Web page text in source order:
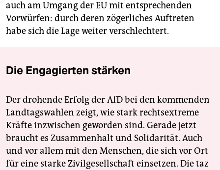
auch am Umgang der EU mit entsprechenden
Vorwürfen: durch deren zögerliches Auftreten
habe sich die Lage weiter verschlechtert.
Die Engagierten stärken
Der drohende Erfolg der AfD bei den kommenden
Landtagswahlen zeigt, wie stark rechtsextreme
Kräfte inzwischen geworden sind. Gerade jetzt
braucht es Zusammenhalt und Solidarität. Auch
und vor allem mit den Menschen, die sich vor Ort
für eine starke Zivilgesellschaft einsetzen. Die taz